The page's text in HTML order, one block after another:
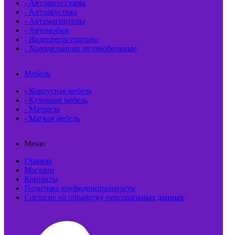
- Автоаксессуары
- Автоакустика
- Автомагнитолы
- Автомойки
- Видеорегистраторы
- Холодильники автомобильные
Мебель
- Корпусная мебель
- Кухонная мебель
- Матрасы
- Мягкая мебель
Меню
Главная
Магазин
Контакты
Политика конфиденциальности
Согласие на обработку персональных данных